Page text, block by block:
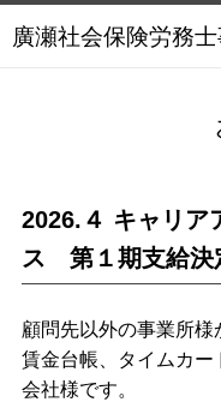
廣瀬社会保険労務
2026.４ キャリア
ス 第１期支給決
顧問先以外の事業所様
賃金台帳、タイムカー
会社様です。